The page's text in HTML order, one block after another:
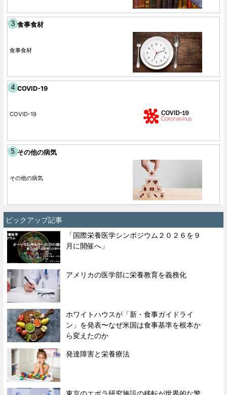
食事食材
食事食材
COVID-19
COVID-19
その他の病気
その他の病気
ピックアップ記事
「国際栄養医学シンポジウム２０２６を９
月に開催へ」
アメリカの医学部に栄養教育を義務化
ホワイトハウスが「新・食事ガイドライ
ン」を発表〜なぜ米国は食事基準を根本か
ら変えたのか
発達障害と栄養療法
東京のエボラ研究施設の移転が世界的な警